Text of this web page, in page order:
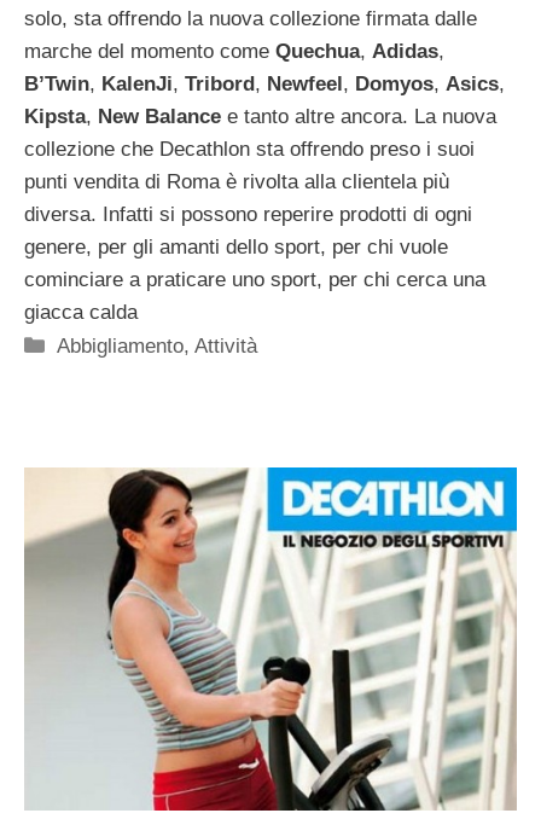
solo, sta offrendo la nuova collezione firmata dalle
marche del momento come Quechua, Adidas,
B’Twin, KalenJi, Tribord, Newfeel, Domyos, Asics,
Kipsta, New Balance e tanto altre ancora. La nuova
collezione che Decathlon sta offrendo preso i suoi
punti vendita di Roma è rivolta alla clientela più
diversa. Infatti si possono reperire prodotti di ogni
genere, per gli amanti dello sport, per chi vuole
cominciare a praticare uno sport, per chi cerca una
giacca calda
Categorie
Abbigliamento,Attività